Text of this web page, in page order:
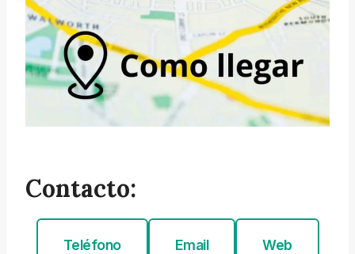
Contacto:
Teléfono Email Web